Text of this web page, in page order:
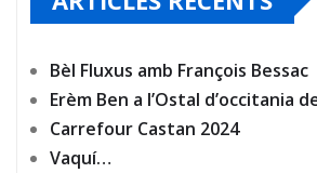
Bèl Fluxus amb François Bessac
Erèm Ben a l’Ostal d’occitania
Carrefour Castan 2024
Vaquí…